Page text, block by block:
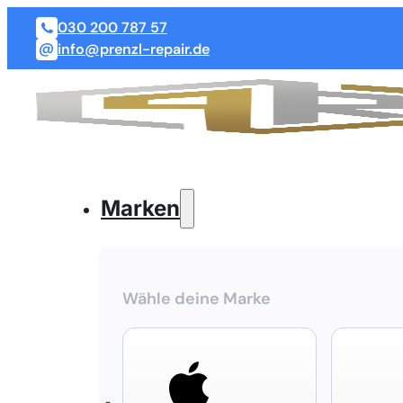
030 200 787 57
info@prenzl-repair.de
Marken
Wähle deine Marke